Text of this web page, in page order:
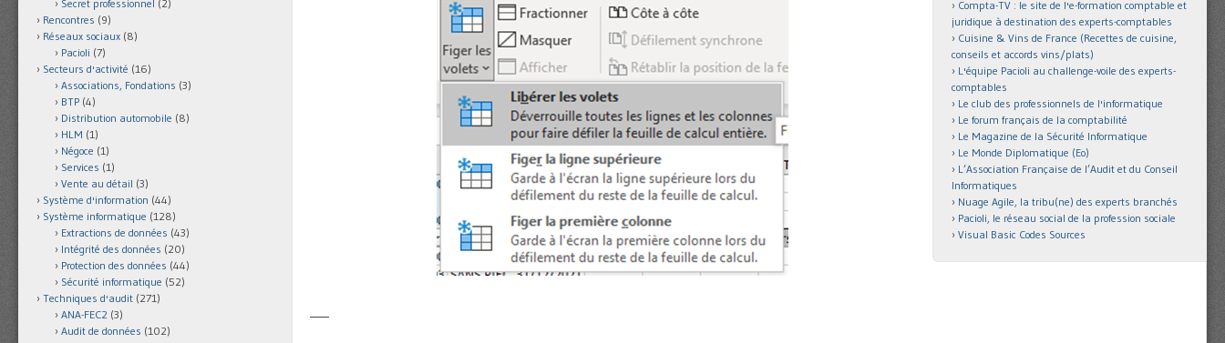
Secret professionnel (2)
Rencontres (9)
Réseaux sociaux (8)
Pacioli (7)
Secteurs d'activité (16)
Associations, Fondations (3)
BTP (4)
Distribution automobile (8)
HLM (1)
Négoce (1)
Services (1)
Vente au détail (3)
Système d'information (44)
Système informatique (128)
Extractions de données (43)
Intégrité des données (20)
Protection des données (44)
Sécurité informatique (52)
Techniques d'audit (271)
ANA-FEC2 (3)
Audit de données (102)
Compta-TV : le site de l'e-formation comptable et
juridique à destination des experts-comptables
Cuisine & Vins de France (Recettes de cuisine,
conseils et accords vins/plats)
L'équipe Pacioli au challenge-voile des experts-
comptables
Le club des professionnels de l'informatique
Le forum français de la comptabilité
Le Magazine de la Sécurité Informatique
Le Monde Diplomatique (Eo)
L’Association Française de l’Audit et du Conseil
Informatiques
Nuage Agile, la tribu(ne) des experts branchés
Pacioli, le réseau social de la profession sociale
Visual Basic Codes Sources